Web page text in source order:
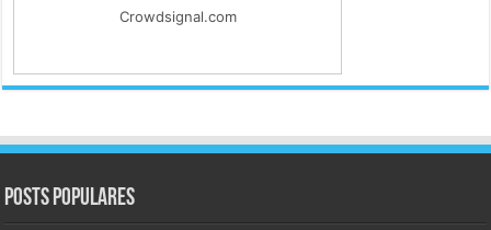
Crowdsignal.com
Posts populares